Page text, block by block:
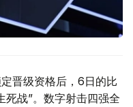
晋级资格后，6日的比
死战”。数字射击四强全